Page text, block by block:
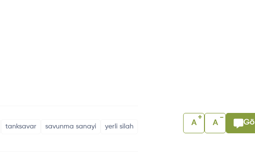
tanksavar savunma sanayi yerli silah A
+
A
-